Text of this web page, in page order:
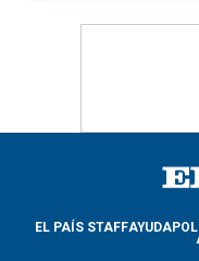
EL PAÍS STAFFAYUDA